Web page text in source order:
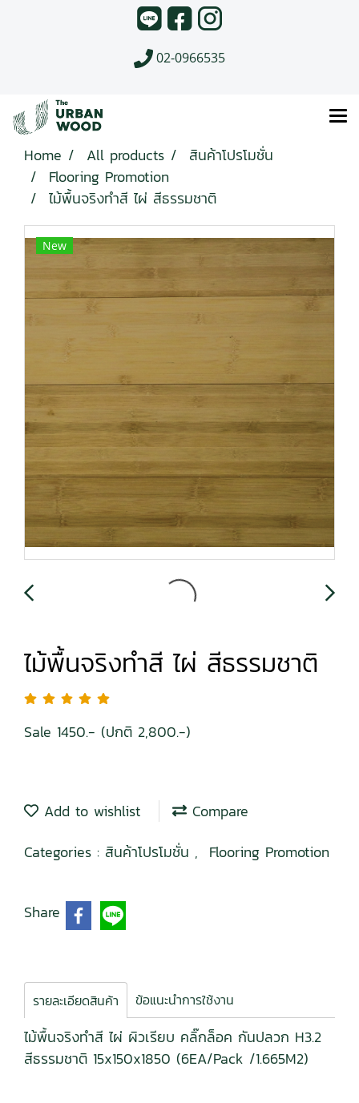
02-0966535
Home All products
สินค้าโปรโมชั่น
Flooring Promotion
ไม้พื้นจริงทำสี ไผ่ สีธรรมชาติ
New
ไม้พื้นจริงทำสี ไผ่ สีธรรมชาติ
Sale 1450.- (ปกติ 2,800.-)
Add to wishlist
Compare
Categories : สินค้าโปรโมชั่น , Flooring Promotion
Share
รายละเอียดสินค้า ข้อแนะนำการใช้งาน
ไม้พื้นจริงทำสี ไผ่ ผิวเรียบ คลิ๊กล็อค กันปลวก H3.2
สีธรรมชาติ 15x150x1850 (6EA/Pack /1.665M2)